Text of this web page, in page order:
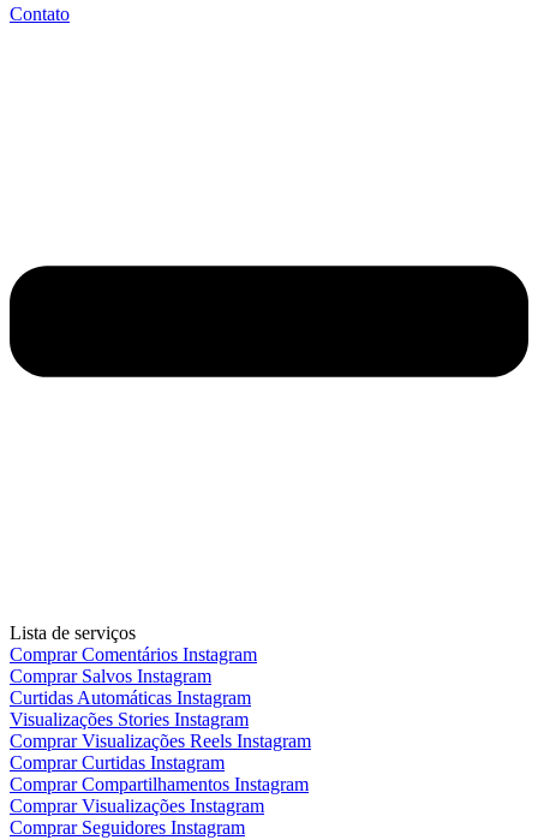
Contato
Lista de serviços
Comprar Comentários Instagram
Comprar Salvos Instagram
Curtidas Automáticas Instagram
Visualizações Stories Instagram
Comprar Visualizações Reels Instagram
Comprar Curtidas Instagram
Comprar Compartilhamentos Instagram
Comprar Visualizações Instagram
Comprar Seguidores Instagram